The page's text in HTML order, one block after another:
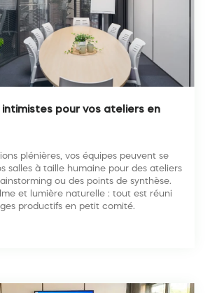
intimistes pour vos ateliers en
plénières, vos équipes peuvent se
salles à taille humaine pour des ateliers
ou des points de synthèse.
et lumière naturelle : tout est réuni
productifs en petit comité.